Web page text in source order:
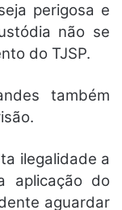
perigosa e
não se
do TJSP.
também
ilegalidade a
aplicação do
aguardar